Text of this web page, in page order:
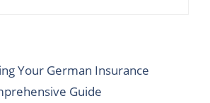
Your German Insurance
Guide